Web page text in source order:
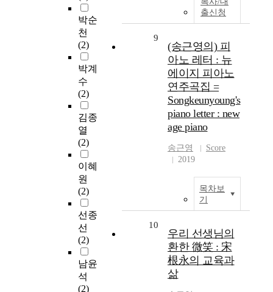
박순
천
(2)
박계
수
(2)
김종
열
(2)
이혜
원
(2)
선종
선
(2)
남윤
석
(2)
출신청
9
(송근영의) 피
아노 레터 : 뉴
에이지 피아노
연주곡집 =
Songkeunyoung's
piano letter : new
age piano
송근영
Score
2019
목차보
기
10
우리 선생님의
환한 微笑 : 宋
根永의 교육과
삶